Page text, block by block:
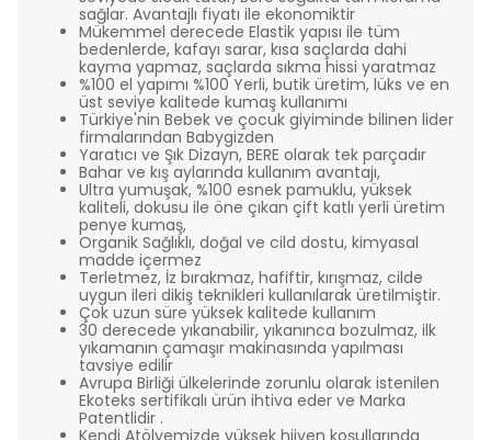
sağlar. Avantajlı fiyatı ile ekonomiktir
Mükemmel derecede Elastik yapısı ile tüm
bedenlerde, kafayı sarar, kısa saçlarda dahi
kayma yapmaz, saçlarda sıkma hissi yaratmaz
%100 el yapımı %100 Yerli, butik üretim, lüks ve en
üst seviye kalitede kumaş kullanımı
Türkiye'nin Bebek ve çocuk giyiminde bilinen lider
firmalarından Babygizden
Yaratıcı ve Şık Dizayn, BERE olarak tek parçadır
Bahar ve kış aylarında kullanım avantajı,
Ultra yumuşak, %100 esnek pamuklu, yüksek
kaliteli, dokusu ile öne çıkan çift katlı yerli üretim
penye kumaş,
Organik Sağlıklı, doğal ve cild dostu, kimyasal
madde içermez
Terletmez, İz bırakmaz, hafiftir, kırışmaz, cilde
uygun ileri dikiş teknikleri kullanılarak üretilmiştir.
Çok uzun süre yüksek kalitede kullanım
30 derecede yıkanabilir, yıkanınca bozulmaz, ilk
yıkamanın çamaşır makinasında yapılması
tavsiye edilir
Avrupa Birliği ülkelerinde zorunlu olarak istenilen
Ekoteks sertifikalı ürün ihtiva eder ve Marka
Patentlidir .
Kendi Atölyemizde yüksek hijyen koşullarında